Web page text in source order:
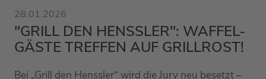
28.01.2026
"GRILL DEN HENSSLER": WAFFEL-
GÄSTE TREFFEN AUF GRILLROST!
Bei „Grill den Henssler“ wird die Jury neu besetzt –